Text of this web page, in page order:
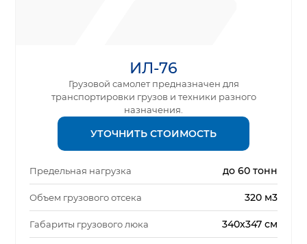
ИЛ-76
Грузовой самолет предназначен для
транспортировки грузов и техники разного
назначения.
УТОЧНИТЬ СТОИМОСТЬ
Предельная нагрузка до 60 тонн
Объем грузового отсека 320 м3
Габариты грузового люка 340х347 см